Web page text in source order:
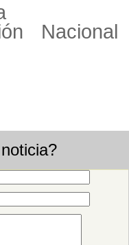
Nacional